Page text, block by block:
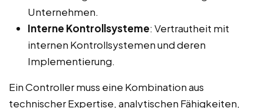
Unternehmen.
Interne Kontrollsysteme: Vertrautheit mit
internen Kontrollsystemen und deren
Implementierung.
Ein Controller muss eine Kombination aus
technischer Expertise, analytischen Fähigkeiten,